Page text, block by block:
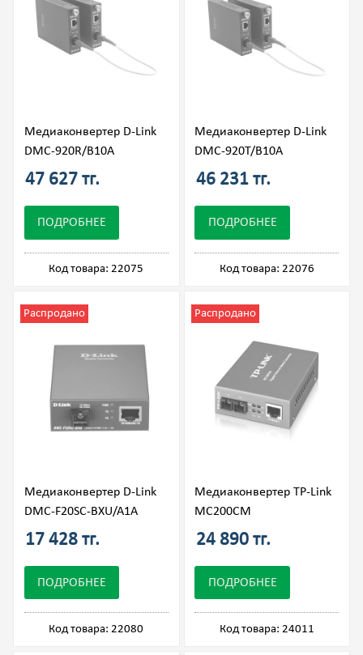
Медиаконвертер D-Link
DMC-920R/B10A
47 627 тг.
ПОДРОБНЕЕ
Код товара: 22075
Медиаконвертер D-Link
DMC-920T/B10A
46 231 тг.
ПОДРОБНЕЕ
Код товара: 22076
Медиаконвертер D-Link
DMC-F20SC-BXU/A1A
Распродано
17 428 тг.
ПОДРОБНЕЕ
Код товара: 22080
Медиаконвертер TP-Link
MC200CM
Распродано
24 890 тг.
ПОДРОБНЕЕ
Код товара: 24011